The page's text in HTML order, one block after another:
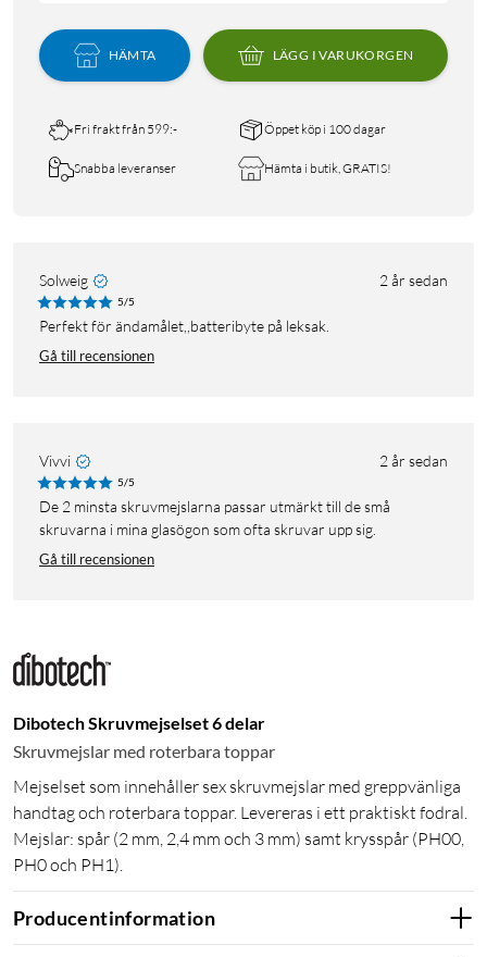
HÄMTA LÄGG I VARUKORGEN
Fri frakt från 599:- Öppet köp i 100 dagar
Snabba leveranser Hämta i butik, GRATIS!
Solweig 2 år sedan
5/5
Perfekt för ändamålet,,batteribyte på leksak.
Gå till recensionen
Vivvi 2 år sedan
5/5
De 2 minsta skruvmejslarna passar utmärkt till de små
skruvarna i mina glasögon som ofta skruvar upp sig.
Gå till recensionen
Dibotech Skruvmejselset 6 delar
Skruvmejslar med roterbara toppar
Mejselset som innehåller sex skruvmejslar med greppvänliga
handtag och roterbara toppar. Levereras i ett praktiskt fodral.
Mejslar: spår (2 mm, 2,4 mm och 3 mm) samt krysspår (PH00,
PH0 och PH1).
Producentinformation